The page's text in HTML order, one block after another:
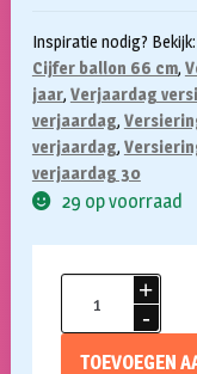
Inspiratie nodig? Bekijk:
Cijfer ballon 66 cm,
jaar, Verjaardag
verjaardag,
verjaardag,
verjaardag 30
29 op voorraad
Folieballon
cijfer
TOEVOEGEN